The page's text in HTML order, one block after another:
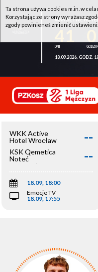
WKK ACTIVE
18.09.2026, GODZ.
WKK Active
Hotel Wrocław
--
KSK Qemetica
Noteć
Inowrocław
--
18.09, 18:00
Emocje TV
18.09, 17:55
Ta strona używa cookies m.in. w
Korzystając ze strony wyrażasz
zgody powinieneś zmienić